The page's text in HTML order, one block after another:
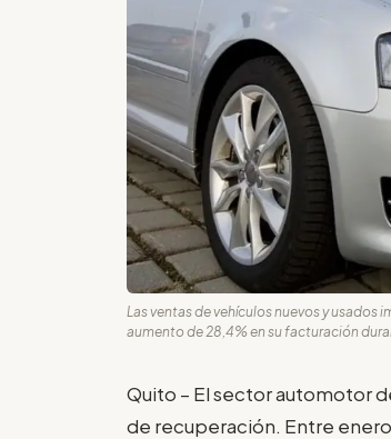
Las ventas de vehículos nuevos y
aumento de 28,4% en su facturación
Quito – El sector automotor
de recuperación. Entre